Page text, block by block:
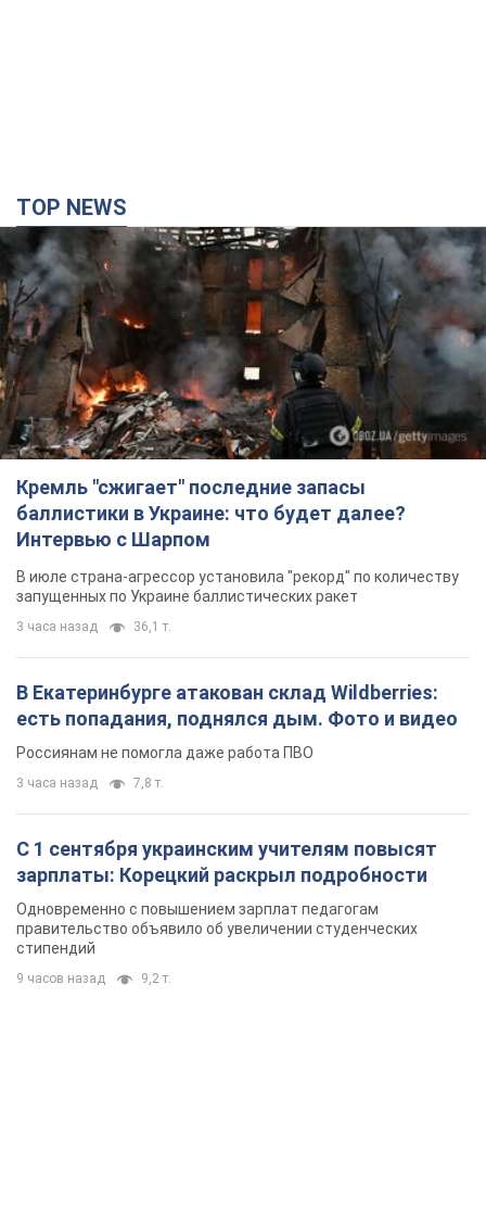
TOP NEWS
Кремль "сжигает" последние запасы
баллистики в Украине: что будет далее?
Интервью с Шарпом
В июле страна-агрессор установила "рекорд" по количеству
запущенных по Украине баллистических ракет
3 часа назад 36,1 т.
В Екатеринбурге атакован склад Wildberries:
есть попадания, поднялся дым. Фото и видео
Россиянам не помогла даже работа ПВО
3 часа назад 7,8 т.
С 1 сентября украинским учителям повысят
зарплаты: Корецкий раскрыл подробности
Одновременно с повышением зарплат педагогам
правительство объявило об увеличении студенческих
стипендий
9 часов назад 9,2 т.